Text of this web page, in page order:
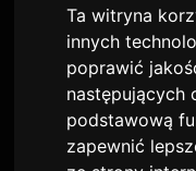
Ta witryna
innych
poprawić
następujących
podstawową
zapewnić
Anime
zwiastun,